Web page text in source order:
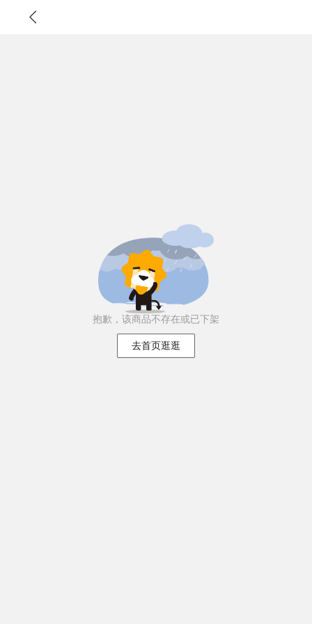
抱歉，该商品不存在或已下架
去首页逛逛